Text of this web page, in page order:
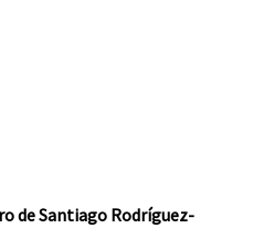
de Santiago Rodríguez-